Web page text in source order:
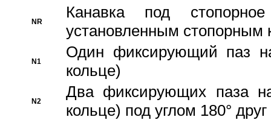
NR
Канавка под
установленным стопорным
N1
Один фиксирующий паз
кольце)
N2
Два фиксирующих паза
кольце) под углом 180° друг